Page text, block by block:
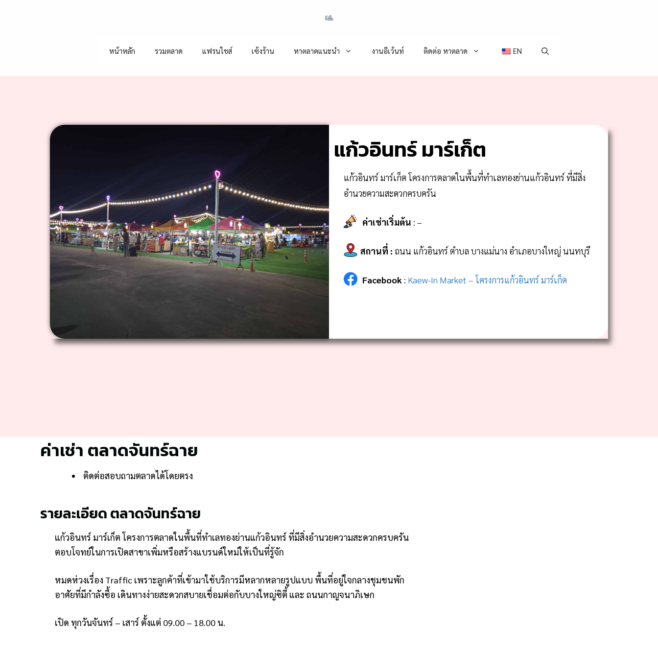
หน้าหลัก รวมตลาด แฟรนไชส์ เซ้งร้าน หาตลาดแนะนำ งานอีเว้นท์ ติดต่อ หาตลาด EN
แก้วอินทร์ มาร์เก็ต
แก้วอินทร์ มาร์เก็ต โครงการตลาดในพื้นที่ทำเลทองย่านแก้วอินทร์ ที่มีสิ่ง
อำนวยความสะดวกครบครัน
ค่าเช่าเริ่มต้น : –
สถานที่ : ถนน แก้วอินทร์ ตำบล บางแม่นาง อำเภอบางใหญ่ นนทบุรี
Facebook : Kaew-In Market – โครงการแก้วอินทร์ มาร์เก็ต
ค่าเช่า ตลาดจันทร์ฉาย
ติดต่อสอบถามตลาดได้โดยตรง
รายละเอียด ตลาดจันทร์ฉาย
แก้วอินทร์ มาร์เก็ต โครงการตลาดในพื้นที่ทำเลทองย่านแก้วอินทร์ ที่มีสิ่งอำนวยความสะดวกครบครัน
ตอบโจทย์ในการเปิดสาขาเพิ่มหรือสร้างแบรนด์ใหม่ให้เป็นที่รู้จัก
หมดห่วงเรื่อง Traffic เพราะลูกค้าที่เข้ามาใช้บริการมีหลากหลายรูปแบบ พื้นที่อยู่ใจกลางชุมชนพัก
อาศัยที่มีกำลังซื้อ เดินทางง่ายสะดวกสบายเชื่อมต่อกับบางใหญ่ซิตี้ และ ถนนกาญจนาภิเษก
เปิด ทุกวันจันทร์ – เสาร์ ตั้งแต่ 09.00 – 18.00 น.